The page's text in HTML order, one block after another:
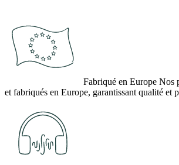
Fabriqué en Europe Nos
et fabriqués en Europe, garantissant qualité et